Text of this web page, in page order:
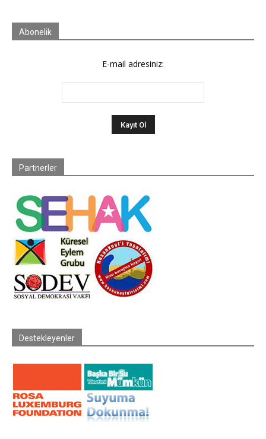
Abonelik
E-mail adresiniz:
Partnerler
Destekleyenler